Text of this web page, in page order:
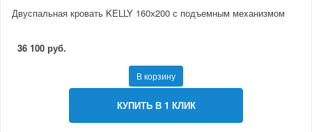
Двуспальная кровать KELLY 160х200 с подъемным механизмом
36 100 руб.
В корзину
КУПИТЬ В 1 КЛИК